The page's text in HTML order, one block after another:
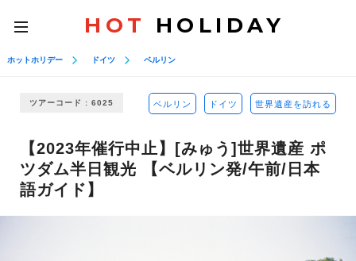
toggle
navigation
HOT HOLIDAY
ホットホリデー ドイツ ベルリン
ツアーコード : 6025 ベルリン ドイツ 世界遺産を訪れる
【2023年催行中止】[みゅう]世界遺産 ポ
ツダム半日観光 【ベルリン発/午前/日本
語ガイド】